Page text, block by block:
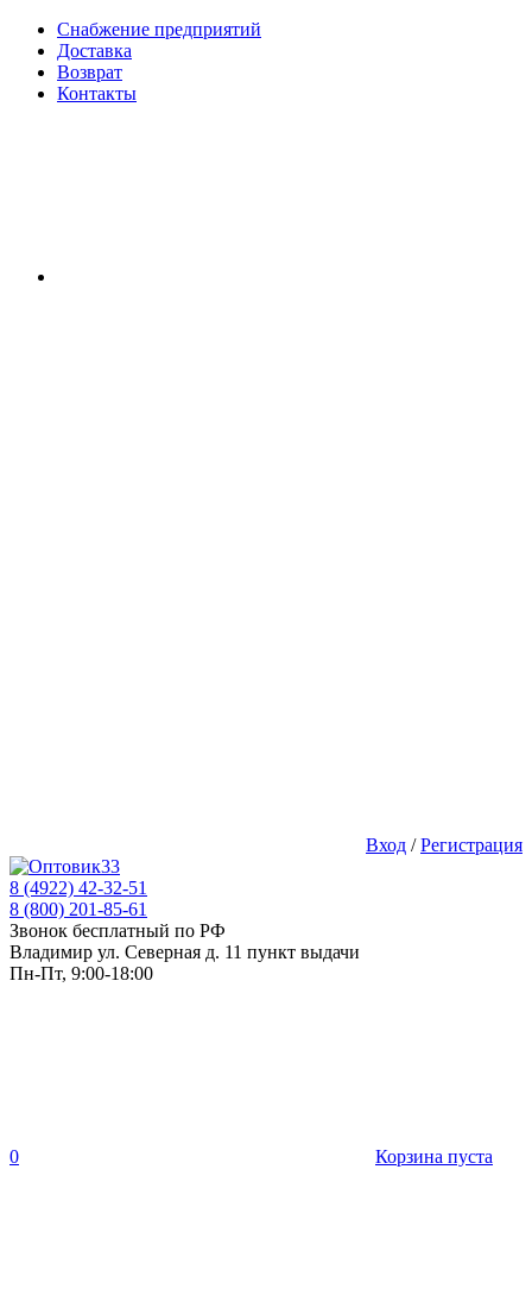
Снабжение предприятий
Доставка
Возврат
Контакты
Вход /Регистрация
8 (4922) 42-32-51
8 (800) 201-85-61
Звонок бесплатный по РФ
Владимир ул. Северная д. 11 пункт выдачи
Пн-Пт, 9:00-18:00
0 Корзина пуста